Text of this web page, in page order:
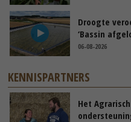
Droogte
‘Bassin
06-08-2026
KENNISPARTNERS
Het